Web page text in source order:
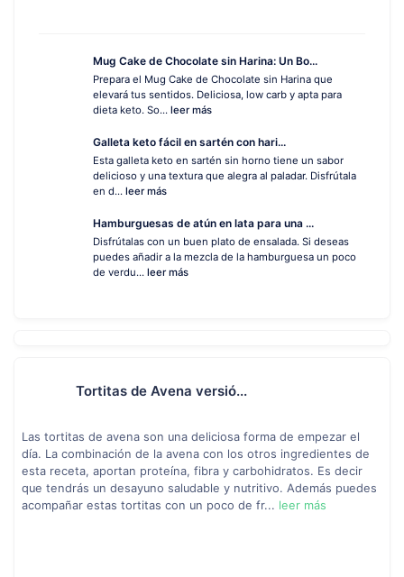
Mug Cake de Chocolate sin Harina: Un Bo...
Prepara el Mug Cake de Chocolate sin Harina que
elevará tus sentidos. Deliciosa, low carb y apta para
dieta keto. So... leer más
Galleta keto fácil en sartén con hari...
Esta galleta keto en sartén sin horno tiene un sabor
delicioso y una textura que alegra al paladar. Disfrútala
en d... leer más
Hamburguesas de atún en lata para una ...
Disfrútalas con un buen plato de ensalada. Si deseas
puedes añadir a la mezcla de la hamburguesa un poco
de verdu... leer más
Tortitas de Avena versió...
Las tortitas de avena son una deliciosa forma de empezar el
día. La combinación de la avena con los otros ingredientes de
esta receta, aportan proteína, fibra y carbohidratos. Es decir
que tendrás un desayuno saludable y nutritivo. Además puedes
acompañar estas tortitas con un poco de fr... leer más